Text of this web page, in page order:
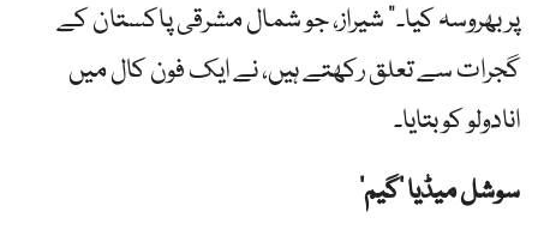
پر بھروسہ کیا۔” شیراز، جو شمال مشرقی پاکستان کے
گجرات سے تعلق رکھتے ہیں، نے ایک فون کال میں
انادولو کو بتایا۔
سوشل میڈیا ‘گیم’